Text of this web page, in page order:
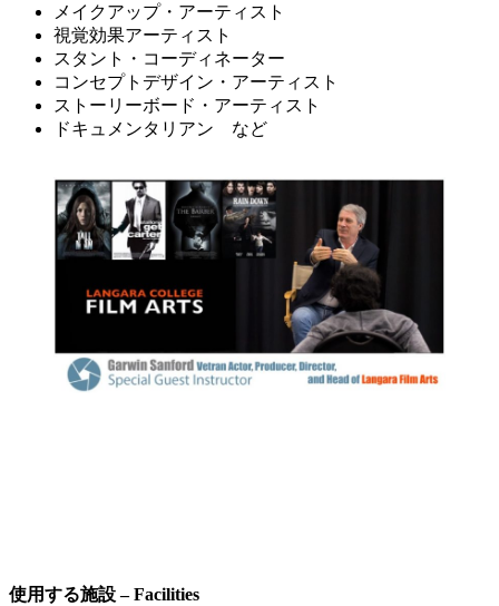
メイクアップ・アーティスト
視覚効果アーティスト
スタント・コーディネーター
コンセプトデザイン・アーティスト
ストーリーボード・アーティスト
ドキュメンタリアン など
使用する施設 – Facilities